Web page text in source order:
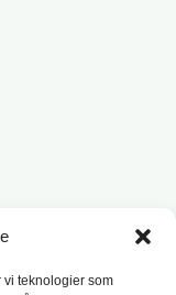
vi teknologier som